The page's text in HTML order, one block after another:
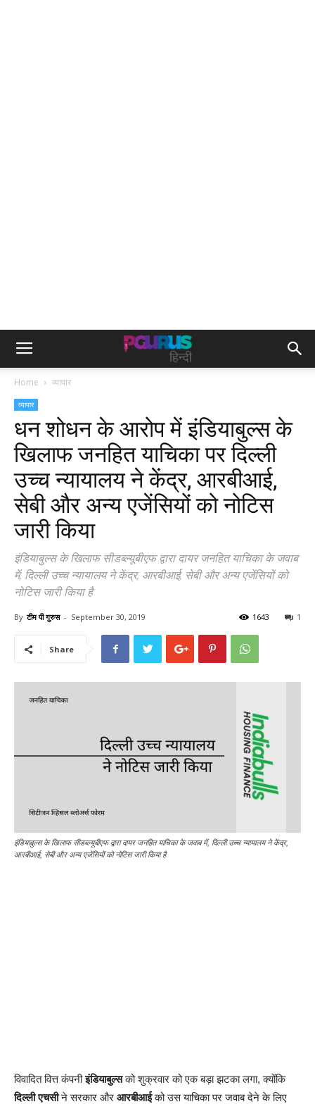
Home व्यापार
व्यापार
धन शोधन के आरोप में इंडियाबुल्स के
खिलाफ जनहित याचिका पर दिल्ली
उच्च न्यायालय ने केंद्र, आरबीआई,
सेबी और अन्य एजेंसियों को नोटिस
जारी किया
इंडियाबुल्स के खिलाफ सीडब्ल्यूबीएफ द्वारा दायर जनहित याचिका के जवाब
में, दिल्ली उच्च न्यायालय ने केंद्र, आरबीआई, सेबी और अन्य एजेंसियों को
नोटिस जारी किया है
By टीम पी गुरुस - September 30, 2019 1
1643
Share
इंडियाबुल्स के खिलाफ सीडब्ल्यूबीएफ द्वारा दायर जनहित याचिका के जवाब में, दिल्ली उच्च न्यायालय ने केंद्र,
आरबीआई, सेबी और अन्य एजेंसियों को नोटिस जारी किया है
विवादित वित्त कंपनीइंडियाबुल्सको शुक्रवार को एक बड़ा झटका लगा, क्योंकि
दिल्ली एचसीने सरकार और आरबीआईको उस याचिका पर जवाब देने के लिए